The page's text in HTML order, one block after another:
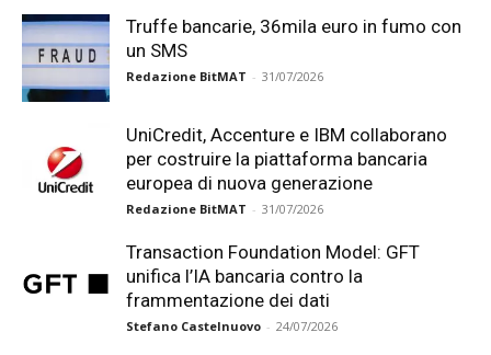
Truffe bancarie, 36mila euro in fumo con
un SMS
Redazione BitMAT - 31/07/2026
UniCredit, Accenture e IBM collaborano
per costruire la piattaforma bancaria
europea di nuova generazione
Redazione BitMAT - 31/07/2026
Transaction Foundation Model: GFT
unifica l’IA bancaria contro la
frammentazione dei dati
Stefano Castelnuovo - 24/07/2026